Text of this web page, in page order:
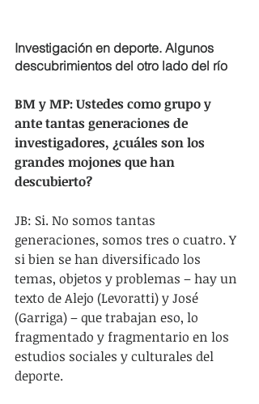
Investigación en deporte. Algunos
descubrimientos del otro lado del río
BM y MP: Ustedes como grupo y
ante tantas generaciones de
investigadores, ¿cuáles son los
grandes mojones que han
descubierto?
JB: Si. No somos tantas
generaciones, somos tres o cuatro. Y
si bien se han diversificado los
temas, objetos y problemas – hay un
texto de Alejo (Levoratti) y José
(Garriga) – que trabajan eso, lo
fragmentado y fragmentario en los
estudios sociales y culturales del
deporte.